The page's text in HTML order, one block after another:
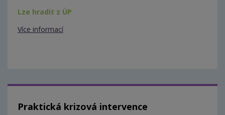
Lze hradit z ÚP
Více informací
Praktická krizová intervence